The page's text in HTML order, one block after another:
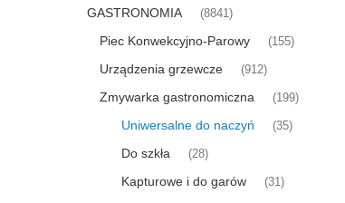
GASTRONOMIA (8841)
Piec Konwekcyjno-Parowy (155)
Urządzenia grzewcze (912)
Zmywarka gastronomiczna (199)
Uniwersalne do naczyń (35)
Do szkła (28)
Kapturowe i do garów (31)